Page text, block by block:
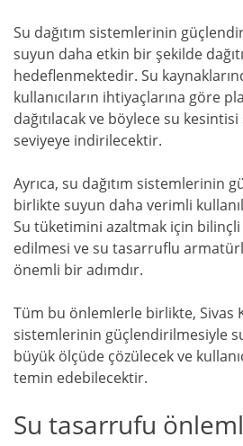
Su dağıtım sistemlerinin
suyun daha etkin bir şekilde
hedeflenmektedir. Su
kullanıcıların ihtiyaçlarına göre
dağıtılacak ve böylece su
seviyeye indirilecektir.
Ayrıca, su dağıtım sistemlerinin
birlikte suyun daha verimli
Su tüketimini azaltmak için bilinçli
edilmesi ve su tasarruflu
önemli bir adımdır.
Tüm bu önlemlerle birlikte, Sivas
sistemlerinin güçlendirilmesiyle
büyük ölçüde çözülecek ve
temin edebilecektir.
Su tasarrufu